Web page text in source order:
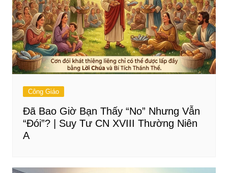
Công Giáo
Đã Bao Giờ Bạn Thấy “No” Nhưng Vẫn
“Đói”? | Suy Tư CN XVIII Thường Niên
A